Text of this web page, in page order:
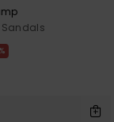
Sandals